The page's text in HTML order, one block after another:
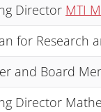
Director MTI
for Research
and Board
Director